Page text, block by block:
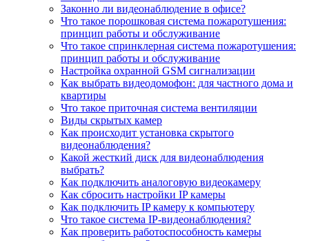
Законно ли видеонаблюдение в офисе?
Что такое порошковая система пожаротушения:
принцип работы и обслуживание
Что такое спринклерная система пожаротушения:
принцип работы и обслуживание
Настройка охранной GSM сигнализации
Как выбрать видеодомофон: для частного дома и
квартиры
Что такое приточная система вентиляции
Виды скрытых камер
Как происходит установка скрытого
видеонаблюдения?
Какой жесткий диск для видеонаблюдения
выбрать?
Как подключить аналоговую видеокамеру
Как сбросить настройки IP камеры
Как подключить IP камеру к компьютеру
Что такое система IP-видеонаблюдения?
Как проверить работоспособность камеры